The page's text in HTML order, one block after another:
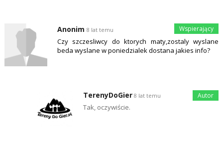
Anonim 8 lat temu
Czy szczesliwcy do ktorych maty,zostaly wyslane
beda wyslane w poniedzialek dostana jakies info?
TerenyDoGier 8 lat temu
Tak, oczywiście.